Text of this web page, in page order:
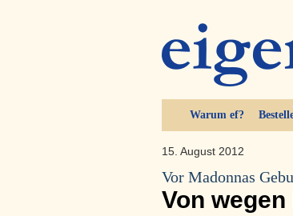
Warum ef?
15. August 2012
Vor Madonnas
Von